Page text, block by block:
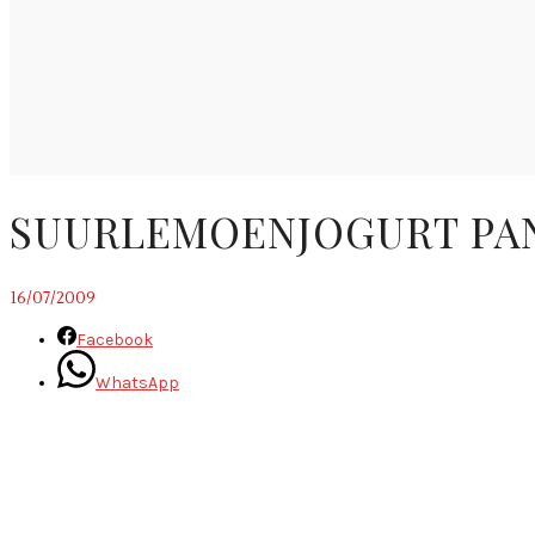
SUURLEMOENJOGURT
16/07/2009
Facebook
WhatsApp